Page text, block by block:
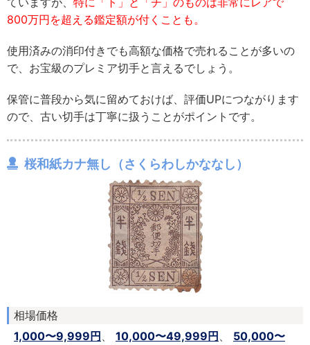
800万円を超える鑑定額が付くことも。
使用済みの消印付きでも高額な価格で売れることが多いの
で、お宝級のプレミア切手と言えるでしょう。
保管に普段から気に留めておけば、評価UPにつながります
ので、古い切手は丁寧に扱うことがポイントです。
桜和紙カナ無し（さくらわしかななし）
相場価格
1,000〜9,999円
10,000〜49,999円
50,000〜